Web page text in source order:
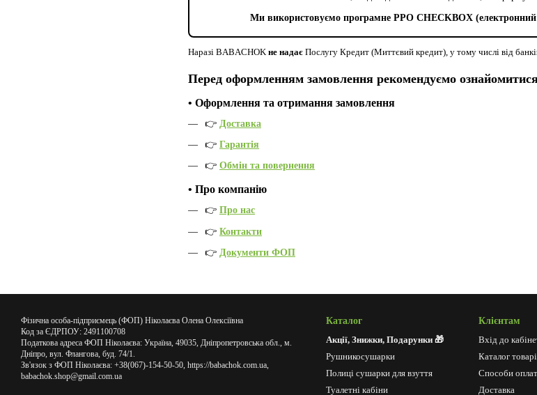
Ми використовуємо програмне РРО CHECKBOX (електронний
Наразі BABACHOK не надає Послугу Кредит (Миттєвий кредит), у тому числі від
Перед оформленням замовлення рекомендуємо
• Оформлення та отримання замовлення
👉 Доставка
👉 Гарантія
👉 Обмін та повернення
• Про компанію
👉 Про нас
👉 Контакти
👉 Документи ФОП
Фізична особа-підприємець (ФОП) Ніколаєва Олена Олексіївна
Код за ЄДРПОУ: 2491100708
Податкова адреса ФОП Ніколаєва: Україна, 49035, Дніпропетровська обл., м.
Дніпро, вул. Флангова, буд. 74/1.
Зв'язок з ФОП Ніколаєва: +38(067)-154-50-50, https://babachok.com.ua,
babachok.shop@gmail.com.ua
Каталог
Акції, Знижки, Подарунки 🎁
Рушникосушарки
Полиці сушарки для взуття
Туалетні кабіни
Клієнтам
Вхід до
Каталог
Способи
Доставка